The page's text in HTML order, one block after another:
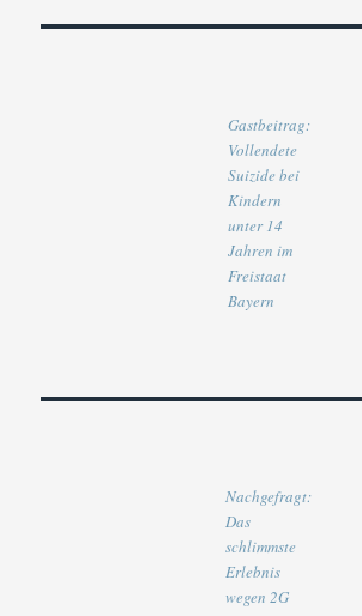
Gastbeitrag:
Vollendete
Suizide bei
Kindern
unter 14
Jahren im
Freistaat
Bayern
Nachgefragt:
Das
schlimmste
Erlebnis
wegen 2G